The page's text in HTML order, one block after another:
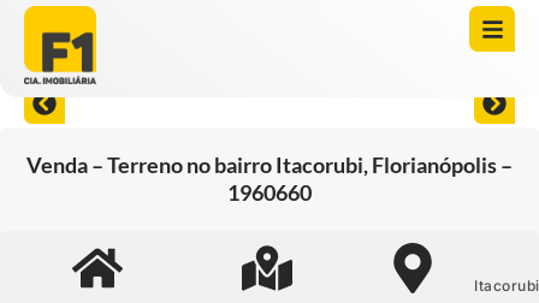
Venda – Terreno no bairro Itacorubi, Florianópolis –
1960660
Itacorubi